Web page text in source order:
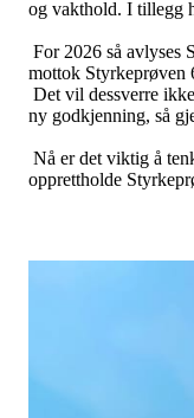
og vakthold. I tillegg
For 2026 så avlyses
mottok Styrkeprøven
Det vil dessverre
ny godkjenning, så
Nå er det viktig å
opprettholde